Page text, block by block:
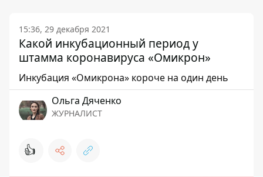
15:36, 29 декабря 2021
Какой инкубационный период у
штамма коронавируса «Омикрон»
Инкубация «Омикрона» короче на один день
Ольга Дяченко
ЖУРНАЛИСТ
👍